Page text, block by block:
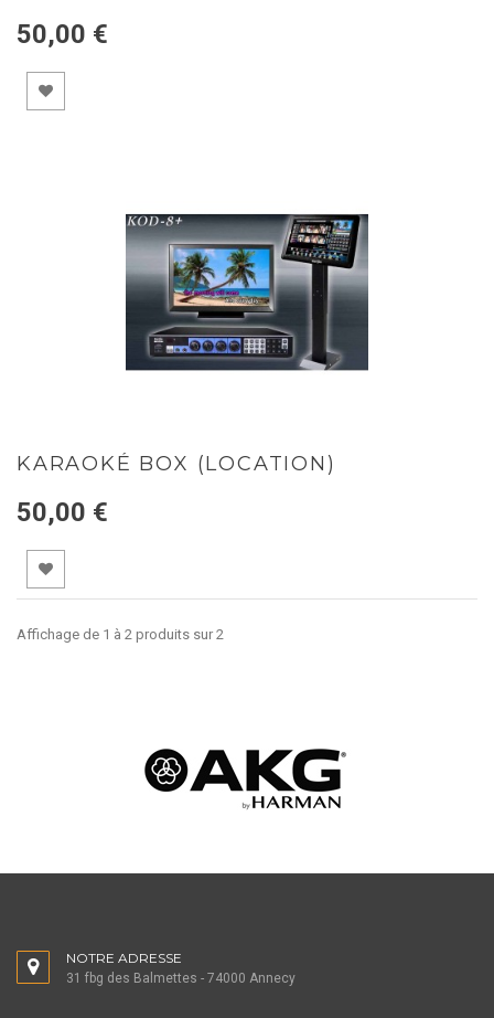
50,00 €
KARAOKÉ BOX (LOCATION)
50,00 €
Affichage de 1 à 2 produits sur 2
NOTRE ADRESSE
31 fbg des Balmettes - 74000 Annecy